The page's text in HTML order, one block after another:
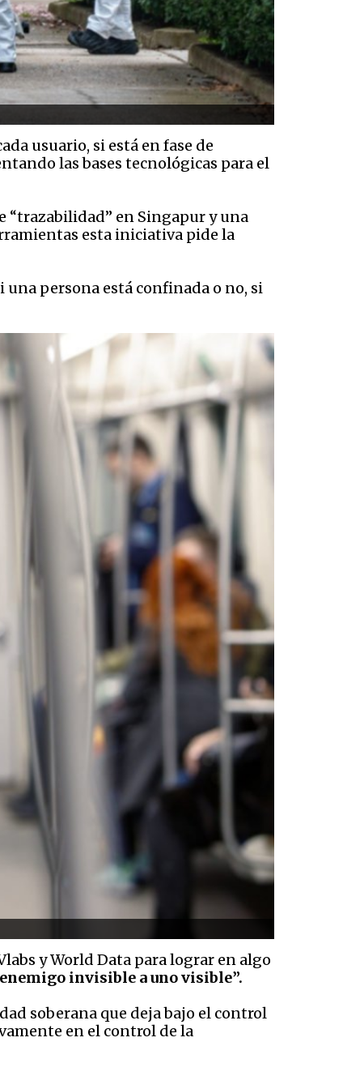
usuario, si está en fase de
las bases tecnológicas para el
“trazabilidad” en Singapur y una
esta iniciativa pide la
persona está confinada o no, si
y World Data para lograr en algo
invisible a uno visible”.
soberana que deja bajo el control
en el control de la